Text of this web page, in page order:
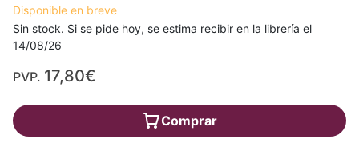
Disponible en breve
Sin stock. Si se pide hoy, se estima recibir en la librería el
14/08/26
PVP. 17,80€
Comprar